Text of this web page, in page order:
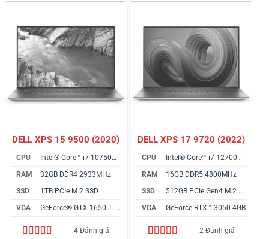
DELL XPS 15 9500 (2020)
CPU
Intel® Core™ i7-10750H vPro
RAM
32GB DDR4 2933MHz
SSD
1TB PCIe M.2 SSD
VGA
GeForce® GTX 1650 Ti 4GB
4 Đánh giá
DELL XPS 17 9720 (2022)
CPU
Intel® Core™ i7-12700H vPro
RAM
16GB DDR5 4800MHz
SSD
512GB PCIe Gen4 M.2 SSD
VGA
GeForce RTX™ 3050 4GB
2 Đánh giá